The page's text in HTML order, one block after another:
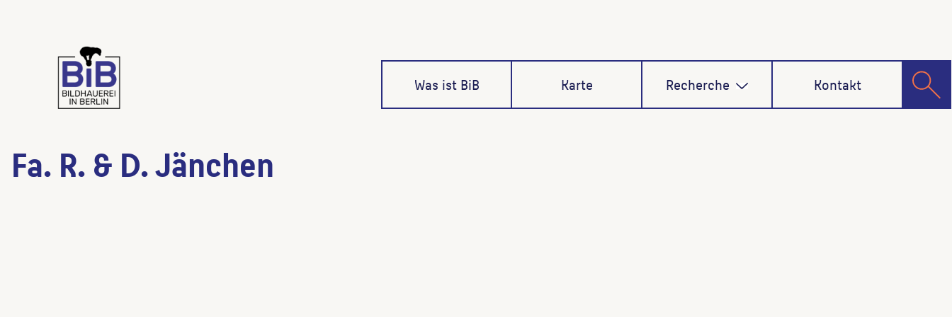
Was ist BiB Karte Recherche Kontakt
Fa. R. & D. Jänchen